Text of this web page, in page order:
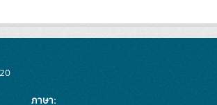
ภาษา